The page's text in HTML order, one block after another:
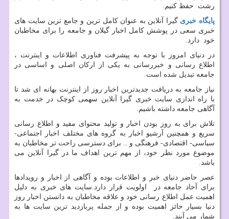
رشت حفظ کنیم.
پایگاه خبری گیرا آنلاین به عنوان کامل ترین و جامع ترین سایت های
خبری سعی در پوشش کامل اخبار گیلان و جامعه را برای مخاطبان
خود دارد.
در دنیای امروز با توجه به پیشرفت فناوری اطلاعات و اینترنت ،
اطلاع رسانی و خبررسانی به یکی از ارکان اصلی و اساسی در
جامعه تبدیل شده است.
نیاز جامعه به دریافت جدیدترین اخبار روز از اینترنت بهانه ای شد تا
با راه اندازی سایت خبری گیرا آنلاین سهمی کوچک در خدمت به
آگاهی جامعه داشته باشیم.
تلاش برای به روز بودن اخبار و تولید محتوای مفید و اطلاع رسانی
سریع و همچنین آرشیو اخبار به گروه های مختلف اخبار اجتماعی-
سیاسی- اقتصادی- فرهنگی و .. برای دسترسی راحت تر مخاطبان به
موضوع مورد نظر خود، از مهم ترین اهداف ما در گیرا آنلاین می
باشد.
عصر حاضر دنیای خبر و اطلاعات بوده و آگاهی از اخبار و رویدادها
برای آحاد جامعه در اولویت قرار دارد.سایت های خبری به دلیل
اهمیت عمل اطلاع رسانی خود و علاقه مخاطبان به دانستن اخبار روز
دنیا بسیار حائز اهمیت بوده و از جمله پربازدید ترین سایت ها به
شمار می آیند.